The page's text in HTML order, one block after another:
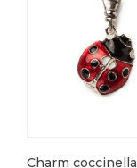
Charm coccinella